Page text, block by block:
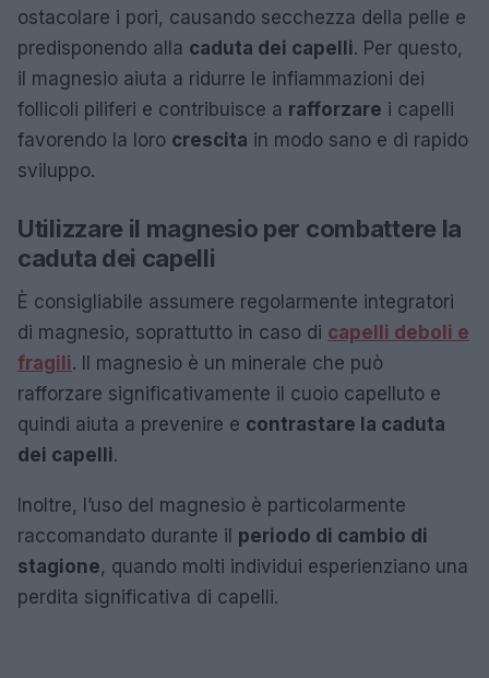
ostacolare i pori, causando secchezza della pelle e
predisponendo alla caduta dei capelli. Per questo,
il magnesio aiuta a ridurre le infiammazioni dei
follicoli piliferi e contribuisce a rafforzare i capelli
favorendo la loro crescita in modo sano e di rapido
sviluppo.
Utilizzare il magnesio per combattere la
caduta dei capelli
È consigliabile assumere regolarmente integratori
di magnesio, soprattutto in caso di capelli deboli e
fragili. Il magnesio è un minerale che può
rafforzare significativamente il cuoio capelluto e
quindi aiuta a prevenire e contrastare la caduta
dei capelli.
Inoltre, l’uso del magnesio è particolarmente
raccomandato durante il periodo di cambio di
stagione, quando molti individui esperienziano una
perdita significativa di capelli.